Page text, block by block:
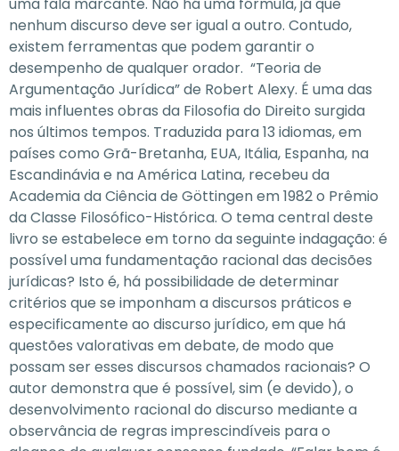
uma fala marcante. Não há uma fórmula, já que
nenhum discurso deve ser igual a outro. Contudo,
existem ferramentas que podem garantir o
desempenho de qualquer orador. “Teoria de
Argumentação Jurídica” de Robert Alexy. É uma das
mais influentes obras da Filosofia do Direito surgida
nos últimos tempos. Traduzida para 13 idiomas, em
países como Grã-Bretanha, EUA, Itália, Espanha, na
Escandinávia e na América Latina, recebeu da
Academia da Ciência de Göttingen em 1982 o Prêmio
da Classe Filosófico-Histórica. O tema central deste
livro se estabelece em torno da seguinte indagação: é
possível uma fundamentação racional das decisões
jurídicas? Isto é, há possibilidade de determinar
critérios que se imponham a discursos práticos e
especificamente ao discurso jurídico, em que há
questões valorativas em debate, de modo que
possam ser esses discursos chamados racionais? O
autor demonstra que é possível, sim (e devido), o
desenvolvimento racional do discurso mediante a
observância de regras imprescindíveis para o